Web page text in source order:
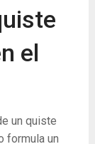
el
un quiste
formula un